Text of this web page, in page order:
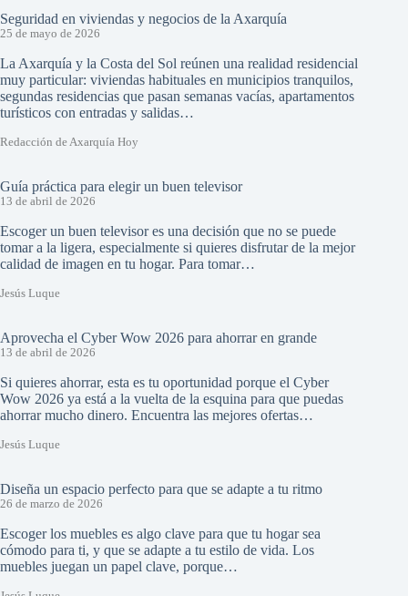
Seguridad en viviendas y negocios de la Axarquía
25 de mayo de 2026
La Axarquía y la Costa del Sol reúnen una realidad residencial
muy particular: viviendas habituales en municipios tranquilos,
segundas residencias que pasan semanas vacías, apartamentos
turísticos con entradas y salidas…
Redacción de Axarquía Hoy
Guía práctica para elegir un buen televisor
13 de abril de 2026
Escoger un buen televisor es una decisión que no se puede
tomar a la ligera, especialmente si quieres disfrutar de la mejor
calidad de imagen en tu hogar. Para tomar…
Jesús Luque
Aprovecha el Cyber Wow 2026 para ahorrar en grande
13 de abril de 2026
Si quieres ahorrar, esta es tu oportunidad porque el Cyber
Wow 2026 ya está a la vuelta de la esquina para que puedas
ahorrar mucho dinero. Encuentra las mejores ofertas…
Jesús Luque
Diseña un espacio perfecto para que se adapte a tu ritmo
26 de marzo de 2026
Escoger los muebles es algo clave para que tu hogar sea
cómodo para ti, y que se adapte a tu estilo de vida. Los
muebles juegan un papel clave, porque…